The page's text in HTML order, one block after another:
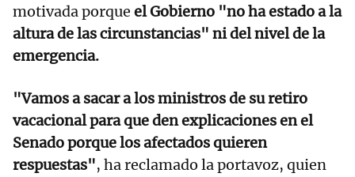
motivada porque el Gobierno "no ha estado a la
altura de las circunstancias" ni del nivel de la
emergencia.
"Vamos a sacar a los ministros de su retiro
vacacional para que den explicaciones en el
Senado porque los afectados quieren
respuestas", ha reclamado la portavoz, quien